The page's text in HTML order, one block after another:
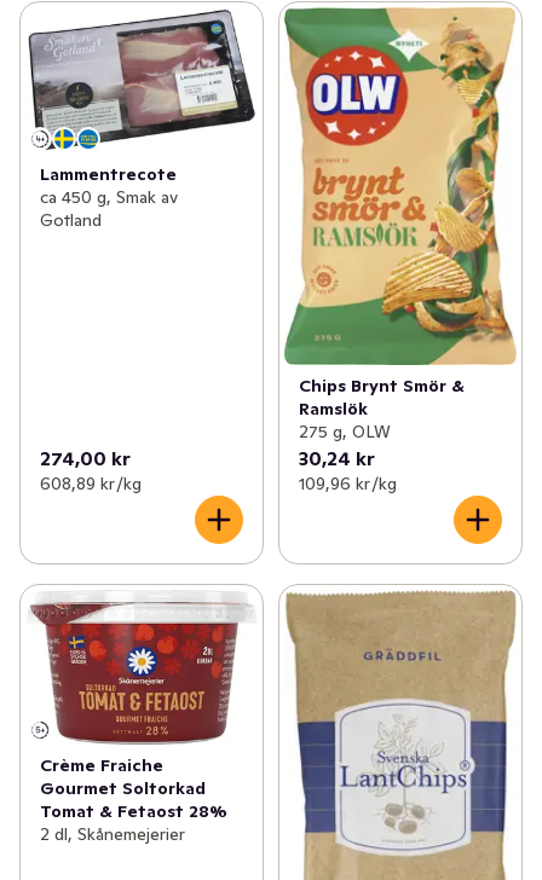
Lammentrecote
ca 450 g, Smak av
Gotland
274,00 kr
608,89 kr /kg
Chips Brynt Smör &
Ramslök
275 g, OLW
30,24 kr
109,96 kr /kg
Crème Fraiche
Gourmet Soltorkad
Tomat & Fetaost 28%
2 dl, Skånemejerier